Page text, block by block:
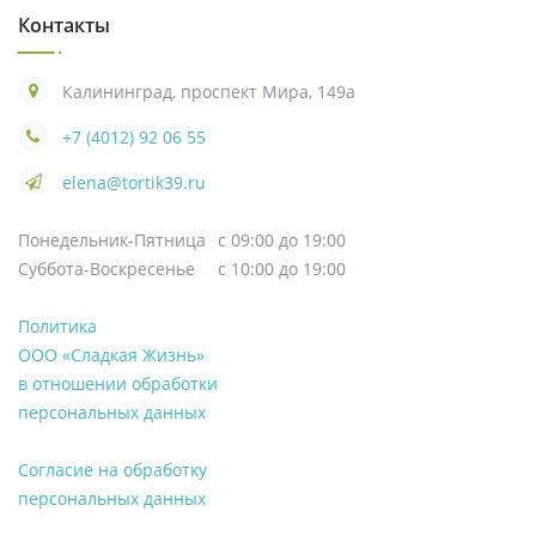
Контакты
Калининград, проспект Мира, 149а
+7 (4012) 92 06 55
elena@tortik39.ru
Понедельник-Пятница
с 09:00 до 19:00
Суббота-Воскресенье
с 10:00 до 19:00
Политика
ООО «Сладкая Жизнь»
в отношении обработки
персональных данных
Согласие на обработку
персональных данных